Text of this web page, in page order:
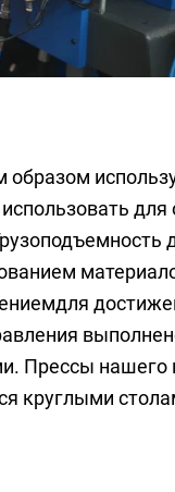
для
Прессы
круглыми